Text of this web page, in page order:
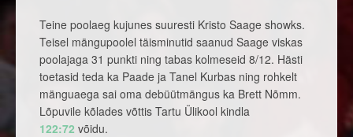
Teine poolaeg kujunes suuresti Kristo Saage showks.
Teisel mängupoolel täisminutid saanud Saage viskas
poolajaga 31 punkti ning tabas kolmeseid 8/12. Hästi
toetasid teda ka Paade ja Tanel Kurbas ning rohkelt
mänguaega sai oma debüütmängus ka Brett Nõmm.
Lõpuvile kõlades võttis Tartu Ülikool kindla
122:72 võidu.